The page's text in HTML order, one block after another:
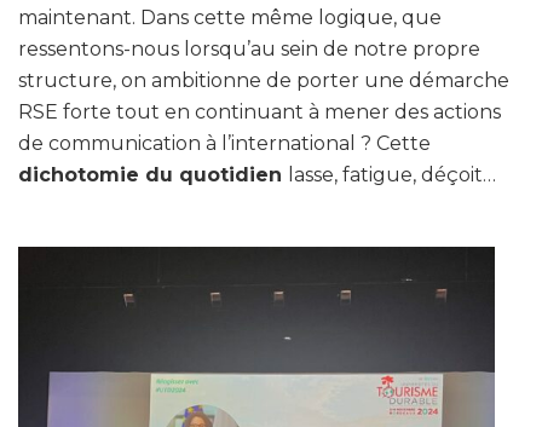
maintenant. Dans cette même logique, que
ressentons-nous lorsqu’au sein de notre propre
structure, on ambitionne de porter une démarche
RSE forte tout en continuant à mener des actions
de communication à l’international ? Cette
dichotomie du quotidien lasse, fatigue, déçoit…